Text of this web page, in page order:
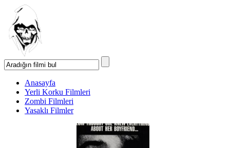
Anasayfa
Yerli Korku Filmleri
Zombi Filmleri
Yasaklı Filmler